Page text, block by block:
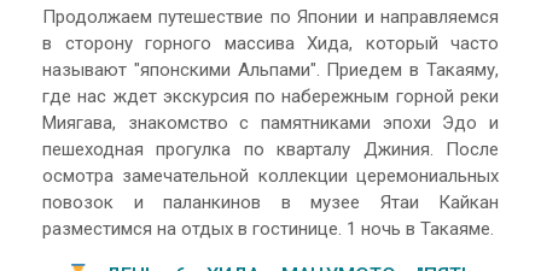
Продолжаем путешествие по Японии и направляемся
в сторону горного массива Хида, который часто
называют "японскими Альпами". Приедем в Такаяму,
где нас ждет экскурсия по набережным горной реки
Миягава, знакомство с памятниками эпохи Эдо и
пешеходная прогулка по кварталу Джиния. После
осмотра замечательной коллекции церемониальных
повозок и паланкинов в музее Ятаи Кайкан
разместимся на отдых в гостинице. 1 ночь в Такаяме.